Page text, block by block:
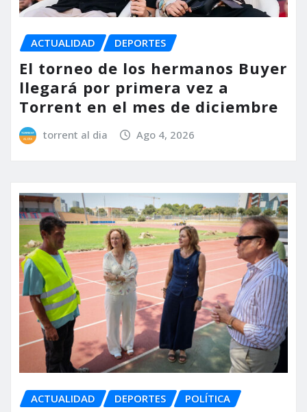
ACTUALIDAD DEPORTES
El torneo de los hermanos Buyer
llegará por primera vez a
Torrent en el mes de diciembre
torrent al dia Ago 4, 2026
ACTUALIDAD DEPORTES POLÍTICA